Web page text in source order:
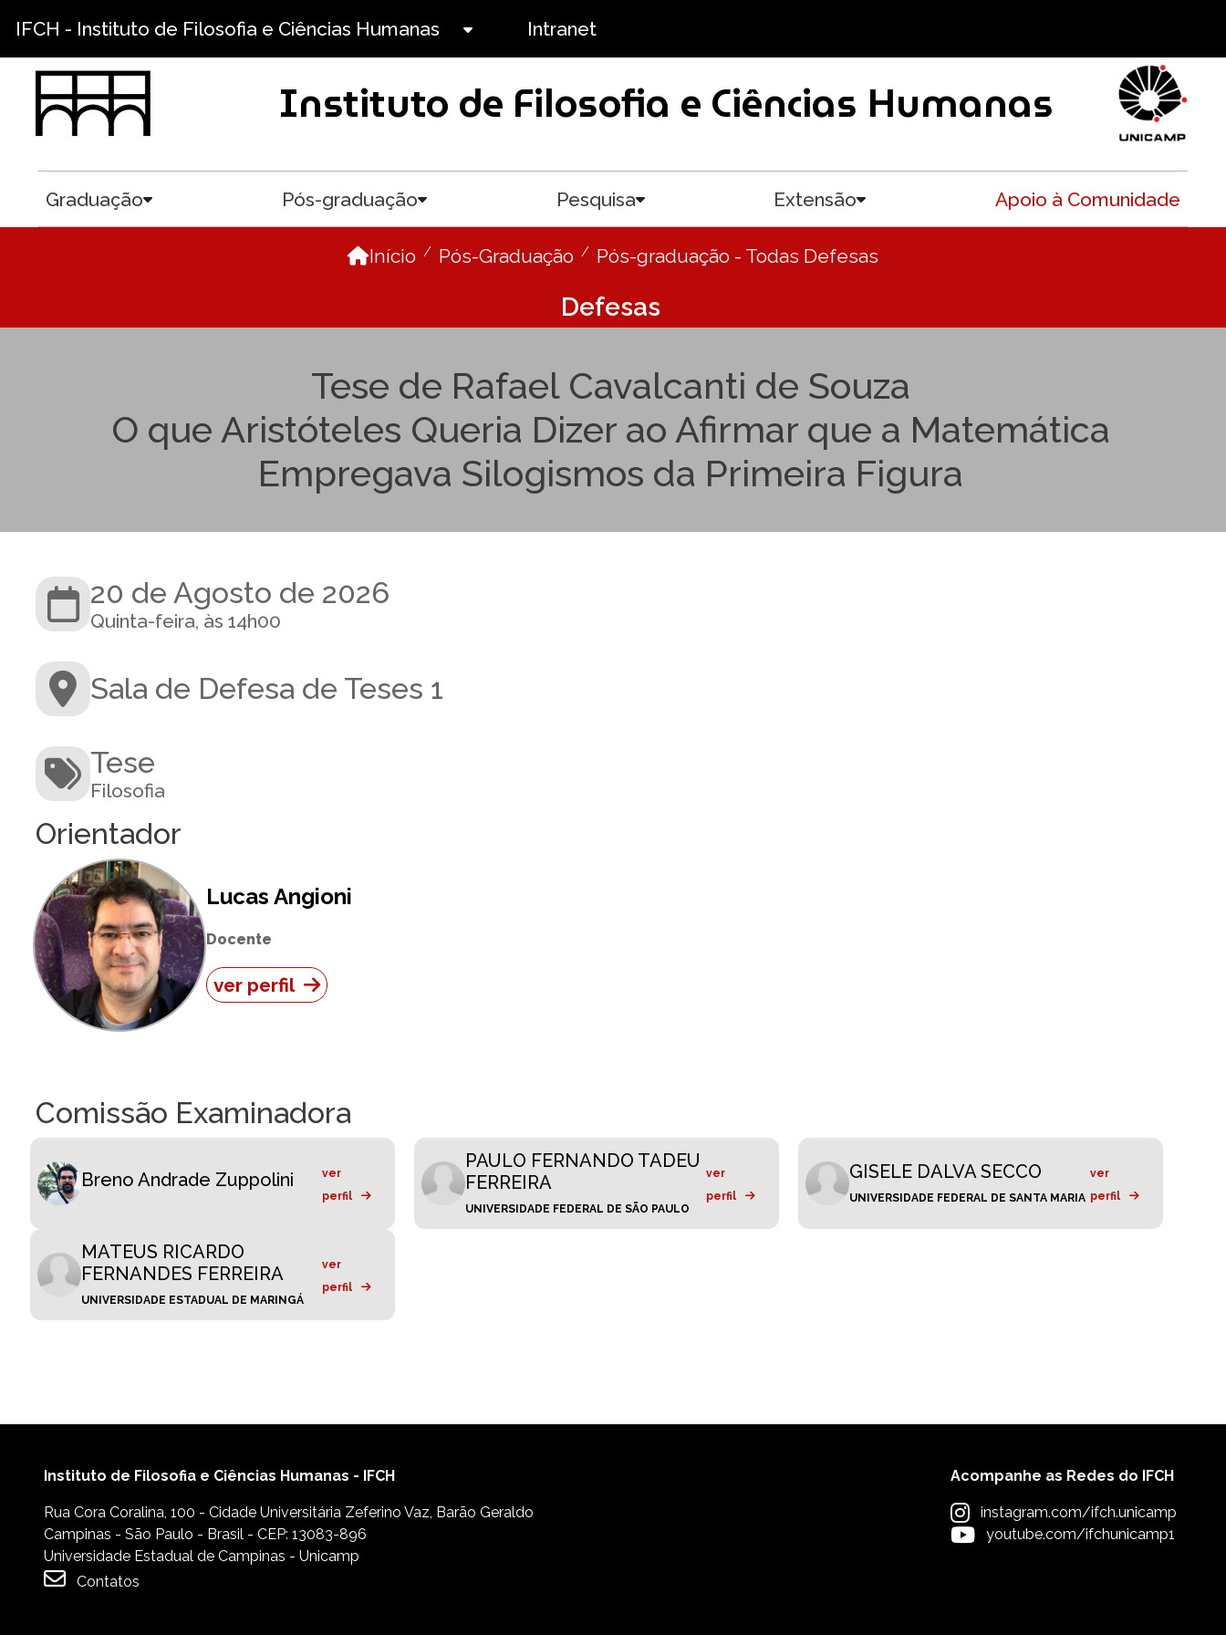
IFCH - Instituto de Filosofia e Ciências Humanas Intranet
Instituto de Filosofia e Ciências Humanas
Graduação Pós-graduação Pesquisa Extensão Apoio à Comunidade
Início Pós-Graduação Pós-graduação - Todas Defesas
Defesas
Tese de Rafael Cavalcanti de Souza
O que Aristóteles Queria Dizer ao Afirmar que a Matemática
Empregava Silogismos da Primeira Figura
20 de Agosto de 2026
Quinta-feira, às 14h00
Sala de Defesa de Teses 1
Tese
Filosofia
Orientador
Lucas Angioni
Docente
ver perfil
Comissão Examinadora
Breno Andrade Zuppolini
ver
perfil
PAULO FERNANDO TADEU
FERREIRA
UNIVERSIDADE FEDERAL DE SÃO PAULO
ver
perfil
GISELE DALVA SECCO
UNIVERSIDADE FEDERAL DE SANTA MARIA
ver
perfil
MATEUS RICARDO
FERNANDES FERREIRA
UNIVERSIDADE ESTADUAL DE MARINGÁ
ver
perfil
Instituto de Filosofia e Ciências Humanas - IFCH
Rua Cora Coralina, 100 - Cidade Universitária Zeferino Vaz, Barão Geraldo
Campinas - São Paulo - Brasil - CEP: 13083-896
Universidade Estadual de Campinas - Unicamp
Contatos
Acompanhe as Redes do IFCH
instagram.com/ifch.unicamp
youtube.com/ifchunicamp1